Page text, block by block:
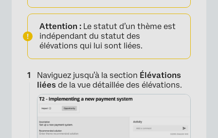
×
Attention : Le statut d’un thème est
indépendant du statut des
élévations qui lui sont liées.
Naviguez jusqu’à la section Élévations
liées de la vue détaillée des élévations.